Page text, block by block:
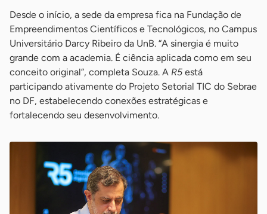
Desde o início, a sede da empresa fica na Fundação de
Empreendimentos Científicos e Tecnológicos, no Campus
Universitário Darcy Ribeiro da UnB. “A sinergia é muito
grande com a academia. É ciência aplicada como em seu
conceito original”, completa Souza. A R5 está
participando ativamente do Projeto Setorial TIC do Sebrae
no DF, estabelecendo conexões estratégicas e
fortalecendo seu desenvolvimento.